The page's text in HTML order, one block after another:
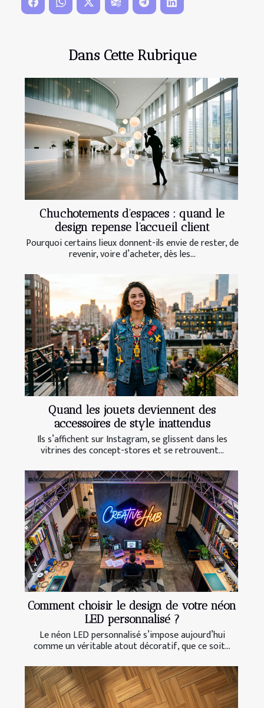
Dans Cette Rubrique
Chuchotements d’espaces : quand le
design repense l’accueil client
Pourquoi certains lieux donnent-ils envie de rester, de
revenir, voire d’acheter, dès les...
Quand les jouets deviennent des
accessoires de style inattendus
Ils s’affichent sur Instagram, se glissent dans les
vitrines des concept-stores et se retrouvent...
Comment choisir le design de votre néon
LED personnalisé ?
Le néon LED personnalisé s’impose aujourd’hui
comme un véritable atout décoratif, que ce soit...